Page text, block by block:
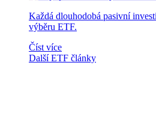
Každá dlouhodobá pasivní
výběru ETF.
Číst více
Další ETF články